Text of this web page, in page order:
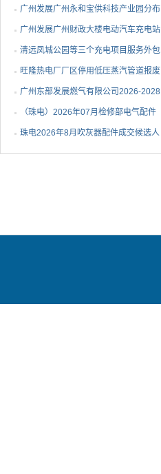
结果公告
⼴州发展⼴州永和宝供科技产业园分布
式光伏项⽬可⾏性研究...
广州发展广州财政大楼电动汽车充电站
项目采购结果公告
清远凤城公园等三个充电项目服务外包
项目采购结果公告
旺隆热电厂厂区停用低压蒸汽管道报废
拆除及废旧物资处置项...
广州东部发展燃气有限公司2026-2028
年非开挖燃气管道精确...
（珠电）2026年07月检修部电气配件
1批成交候选人公示
珠电2026年8月吹灰器配件成交候选人
公示